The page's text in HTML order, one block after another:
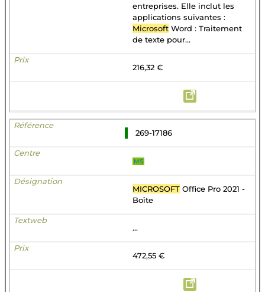
entreprises. Elle inclut les
applications suivantes :
Microsoft Word : Traitement
de texte pour...
216,32 €
269-17186
MS
MICROSOFT Office Pro 2021 -
Boîte
...
472,55 €